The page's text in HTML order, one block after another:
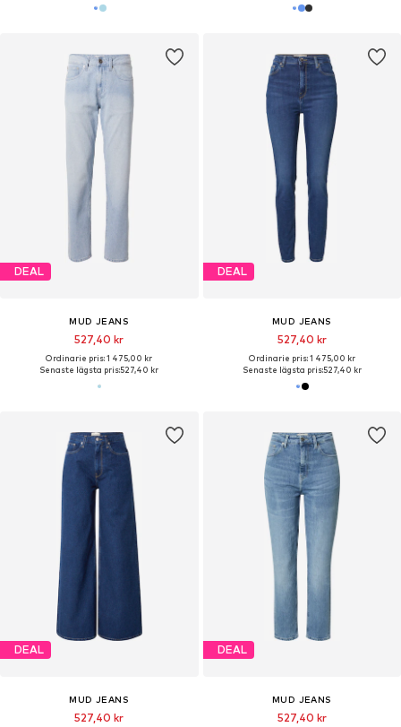
DEAL
MUD JEANS
527,40 kr
Ordinarie pris: 1 475,00 kr
Senaste lägsta pris:527,40 kr
DEAL
MUD JEANS
527,40 kr
Ordinarie pris: 1 475,00 kr
Senaste lägsta pris:527,40 kr
DEAL
MUD JEANS
527,40 kr
DEAL
MUD JEANS
527,40 kr